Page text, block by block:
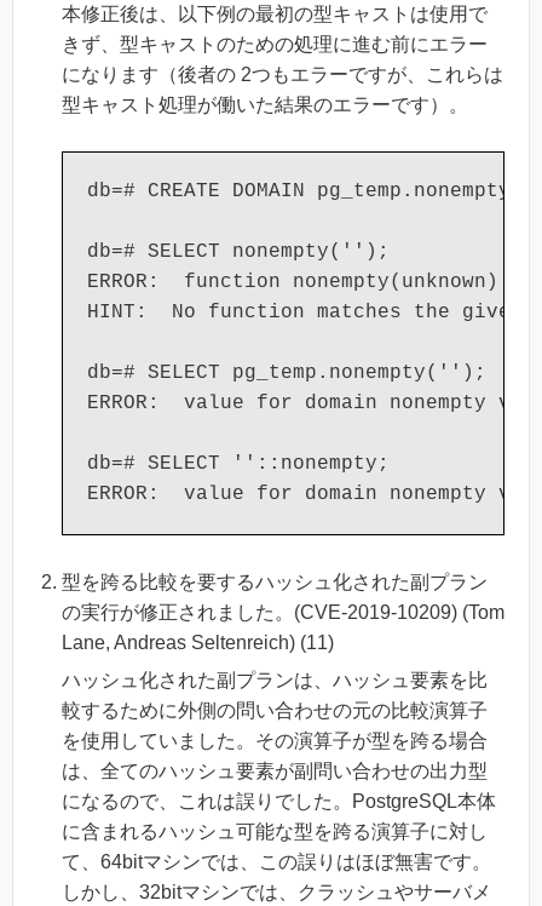
本修正後は、以下例の最初の型キャストは使用で
きず、型キャストのための処理に進む前にエラー
になります（後者の 2つもエラーですが、これらは
型キャスト処理が働いた結果のエラーです）。
db=# CREATE DOMAIN
db=# SELECT nonempty('');
ERROR:  function nonempty(unknown)
HINT:  No function matches the
db=# SELECT pg_temp.nonempty('');
ERROR:  value for domain nonempty
db=# SELECT ''::nonempty;
型を跨る比較を要するハッシュ化された副プラン
の実行が修正されました。(CVE-2019-10209) (Tom
Lane, Andreas Seltenreich) (11)
ハッシュ化された副プランは、ハッシュ要素を比
較するために外側の問い合わせの元の比較演算子
を使用していました。その演算子が型を跨る場合
は、全てのハッシュ要素が副問い合わせの出力型
になるので、これは誤りでした。PostgreSQL本体
に含まれるハッシュ可能な型を跨る演算子に対し
て、64bitマシンでは、この誤りはほぼ無害です。
しかし、32bitマシンでは、クラッシュやサーバメ